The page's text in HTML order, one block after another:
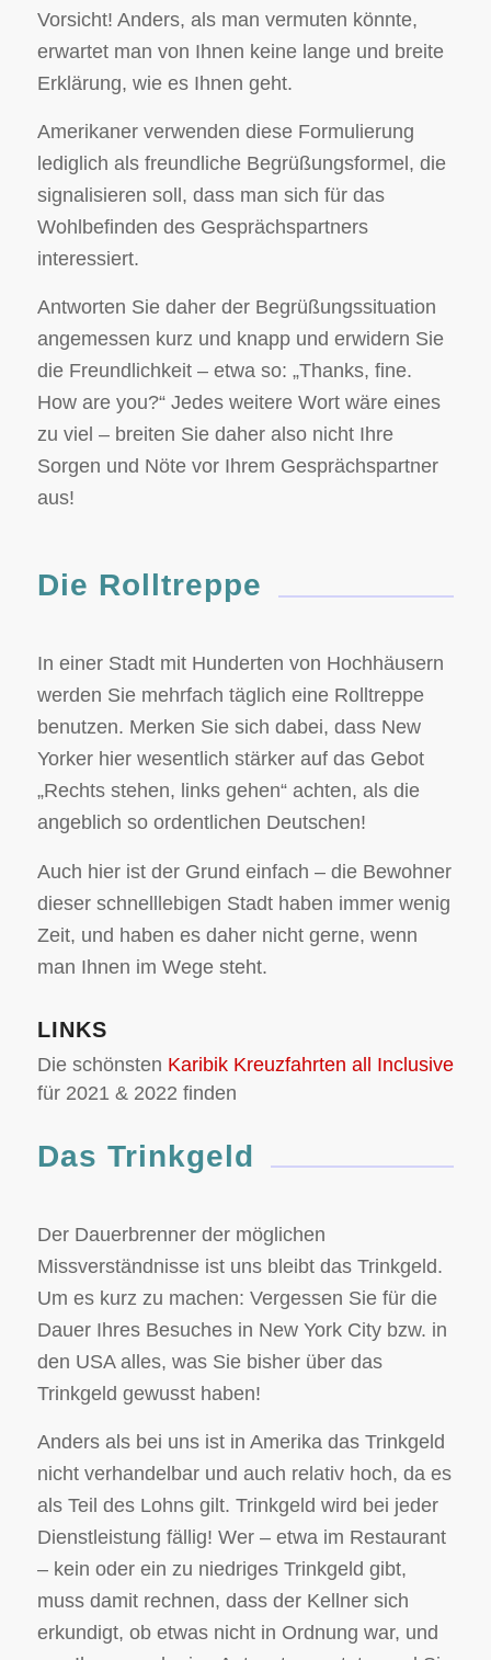
Vorsicht! Anders, als man vermuten könnte,
erwartet man von Ihnen keine lange und breite
Erklärung, wie es Ihnen geht.
Amerikaner verwenden diese Formulierung
lediglich als freundliche Begrüßungsformel, die
signalisieren soll, dass man sich für das
Wohlbefinden des Gesprächspartners
interessiert.
Antworten Sie daher der Begrüßungssituation
angemessen kurz und knapp und erwidern Sie
die Freundlichkeit – etwa so: „Thanks, fine.
How are you?“ Jedes weitere Wort wäre eines
zu viel – breiten Sie daher also nicht Ihre
Sorgen und Nöte vor Ihrem Gesprächspartner
aus!
Die Rolltreppe
In einer Stadt mit Hunderten von Hochhäusern
werden Sie mehrfach täglich eine Rolltreppe
benutzen. Merken Sie sich dabei, dass New
Yorker hier wesentlich stärker auf das Gebot
„Rechts stehen, links gehen“ achten, als die
angeblich so ordentlichen Deutschen!
Auch hier ist der Grund einfach – die Bewohner
dieser schnelllebigen Stadt haben immer wenig
Zeit, und haben es daher nicht gerne, wenn
man Ihnen im Wege steht.
LINKS
Die schönsten Karibik Kreuzfahrten all Inclusive
für 2021 & 2022 finden
Das Trinkgeld
Der Dauerbrenner der möglichen
Missverständnisse ist uns bleibt das Trinkgeld.
Um es kurz zu machen: Vergessen Sie für die
Dauer Ihres Besuches in New York City bzw. in
den USA alles, was Sie bisher über das
Trinkgeld gewusst haben!
Anders als bei uns ist in Amerika das Trinkgeld
nicht verhandelbar und auch relativ hoch, da es
als Teil des Lohns gilt. Trinkgeld wird bei jeder
Dienstleistung fällig! Wer – etwa im Restaurant
– kein oder ein zu niedriges Trinkgeld gibt,
muss damit rechnen, dass der Kellner sich
erkundigt, ob etwas nicht in Ordnung war, und